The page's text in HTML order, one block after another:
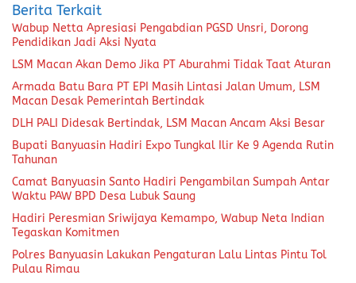
Berita Terkait
Wabup Netta Apresiasi Pengabdian PGSD Unsri, Dorong
Pendidikan Jadi Aksi Nyata
LSM Macan Akan Demo Jika PT Aburahmi Tidak Taat Aturan
Armada Batu Bara PT EPI Masih Lintasi Jalan Umum, LSM
Macan Desak Pemerintah Bertindak
DLH PALI Didesak Bertindak, LSM Macan Ancam Aksi Besar
Bupati Banyuasin Hadiri Expo Tungkal Ilir Ke 9 Agenda Rutin
Tahunan
Camat Banyuasin Santo Hadiri Pengambilan Sumpah Antar
Waktu PAW BPD Desa Lubuk Saung
Hadiri Peresmian Sriwijaya Kemampo, Wabup Neta Indian
Tegaskan Komitmen
Polres Banyuasin Lakukan Pengaturan Lalu Lintas Pintu Tol
Pulau Rimau